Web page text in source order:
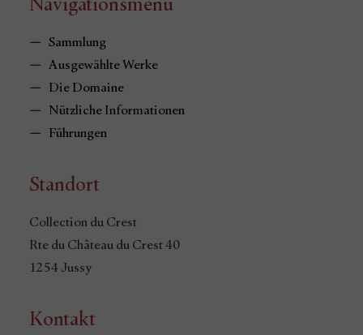
Navigationsmenü
Sammlung
Ausgewählte Werke
Die Domaine
Nützliche Informationen
Führungen
Standort
Collection du Crest
Rte du Château du Crest 40
1254 Jussy
Kontakt